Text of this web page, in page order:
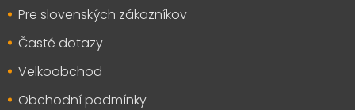
Pre slovenských zákazníkov
Časté dotazy
Velkoobchod
Obchodní podmínky